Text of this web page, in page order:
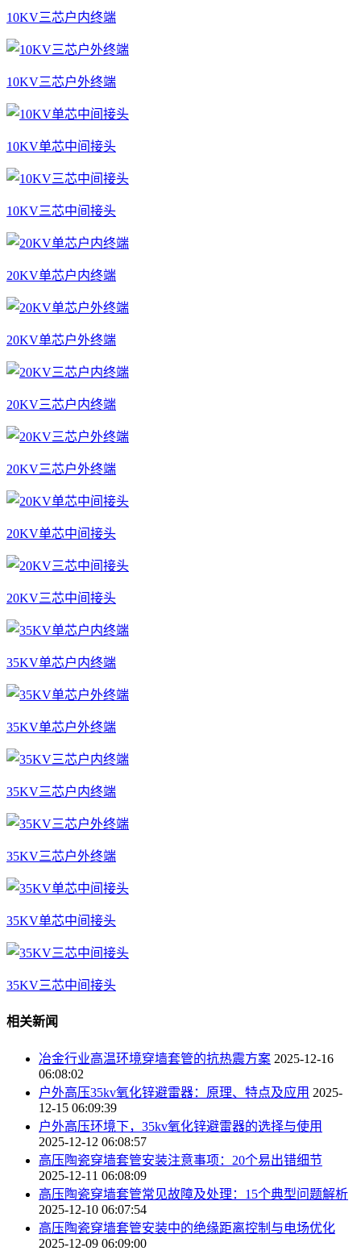
10KV三芯户内终端
10KV三芯户外终端
10KV单芯中间接头
10KV三芯中间接头
20KV单芯户内终端
20KV单芯户外终端
20KV三芯户内终端
20KV三芯户外终端
20KV单芯中间接头
20KV三芯中间接头
35KV单芯户内终端
35KV单芯户外终端
35KV三芯户内终端
35KV三芯户外终端
35KV单芯中间接头
35KV三芯中间接头
相关新闻
冶金行业高温环境穿墙套管的抗热震方案 2025-12-16
06:08:02
户外高压35kv氧化锌避雷器：原理、特点及应用 2025-
12-15 06:09:39
户外高压环境下，35kv氧化锌避雷器的选择与使用
2025-12-12 06:08:57
高压陶瓷穿墙套管安装注意事项：20个易出错细节
2025-12-11 06:08:09
高压陶瓷穿墙套管常见故障及处理：15个典型问题解析
2025-12-10 06:07:54
高压陶瓷穿墙套管安装中的绝缘距离控制与电场优化
2025-12-09 06:09:00